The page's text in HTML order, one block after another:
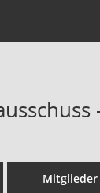
Mitglieder